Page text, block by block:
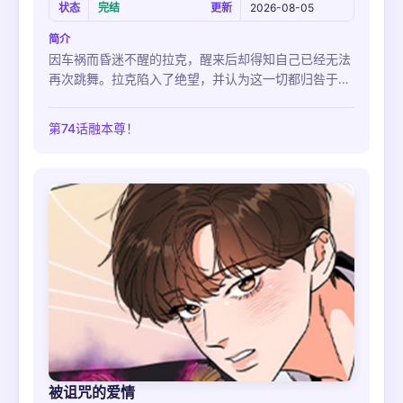
状态
完结 更新 2026-08-05
简介
因车祸而昏迷不醒的拉克，醒来后却得知自己已经无法
再次跳舞。拉克陷入了绝望，并认为这一切都归咎于萨
么？事故的发生不是因为萨丁？
第74话融本尊！
被诅咒的爱情